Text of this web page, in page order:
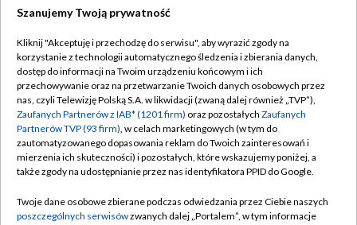
TVP
Abonament TVP
Emisja w TVP
Centrum informacji TVP
Naziemna Telewizja Cyfrowa
Rada Programowa
Regulamin TVP
Polityka prywatności
Moje zgody
Pomoc
Kontakt
Szanujemy Twoją prywatność
Kliknij "Akceptuję i przechodzę do serwisu", aby wyrazić zgody na
korzystanie z technologii automatycznego śledzenia i zbierania danych,
dostęp do informacji na Twoim urządzeniu końcowym i ich
przechowywanie oraz na przetwarzanie Twoich danych osobowych przez
nas, czyli Telewizję Polską S.A. w likwidacji (zwaną dalej również „TVP”),
Zaufanych Partnerów z IAB* (1201 firm) oraz pozostałych Zaufanych
Partnerów TVP (93 firm), w celach marketingowych (w tym do
zautomatyzowanego dopasowania reklam do Twoich zainteresowań i
mierzenia ich skuteczności) i pozostałych, które wskazujemy poniżej, a
także zgody na udostępnianie przez nas identyfikatora PPID do Google.
Twoje dane osobowe zbierane podczas odwiedzania przez Ciebie naszych
poszczególnych serwisówzwanych dalej „Portalem”, w tym informacje